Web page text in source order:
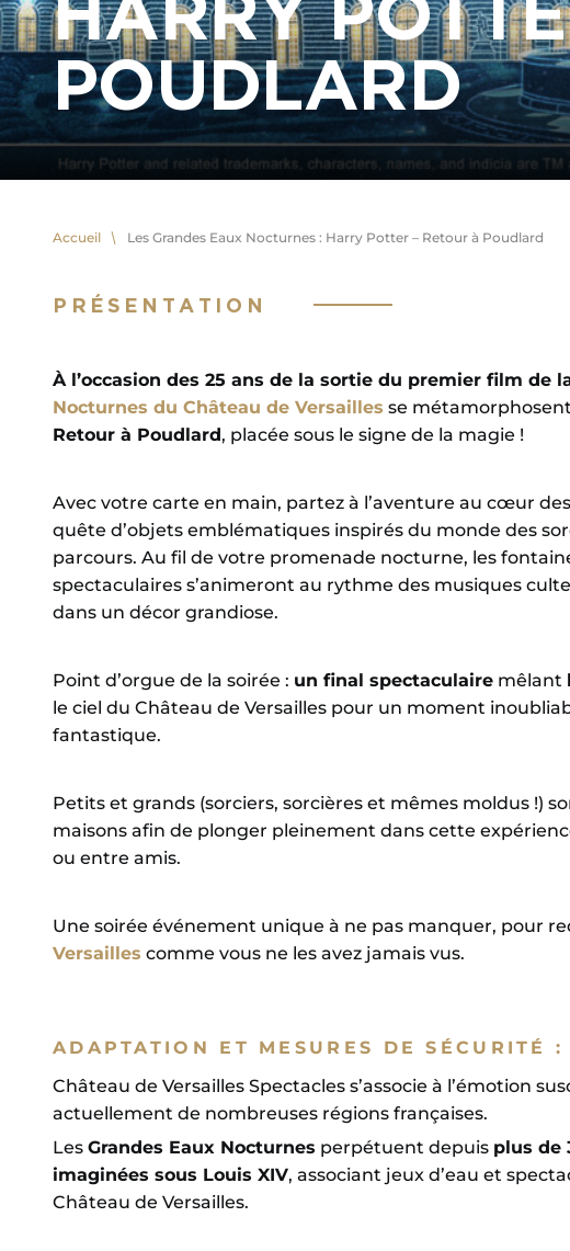
POUDLARD
Accueil Les Grandes Eaux Nocturnes : Harry Potter – Retour à Poudlard
PRÉSENTATION
À l’occasion des 25 ans de la sortie du premier film de
Nocturnes du Château de Versailles se
Retour à Poudlard, placée sous le signe de la magie !
Avec votre carte en main, partez à l’aventure au cœur
quête d’objets emblématiques inspirés du monde des
parcours. Au fil de votre promenade nocturne, les
spectaculaires s’animeront au rythme des musiques
dans un décor grandiose.
Point d’orgue de la soirée : un final spectaculaire mêlant
le ciel du Château de Versailles pour un moment
fantastique.
Petits et grands (sorciers, sorcières et mêmes moldus !)
maisons afin de plonger pleinement dans cette
ou entre amis.
Une soirée événement unique à ne pas manquer, pour
Versailles comme vous ne les avez jamais vus.
ADAPTATION ET MESURES DE SÉCURITÉ :
Château de Versailles Spectacles s’associe à l’émotion
actuellement de nombreuses régions françaises.
Les Grandes Eaux Nocturnes perpétuent depuis plus de
imaginées sous Louis XIV, associant jeux d’eau et
Château de Versailles.